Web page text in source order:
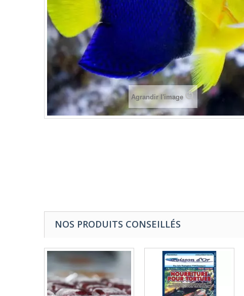
Agrandir l'image
NOS PRODUITS CONSEILLÉS